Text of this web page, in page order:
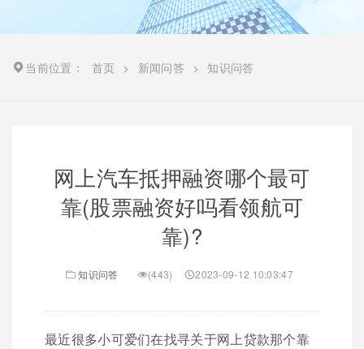
当前位置： 首页 > 新闻问答 > 知识问答
网上汽车抵押融资哪个最可
靠(股票融资好吗看领航可
靠)?
知识问答 (443) 2023-09-12 10:03:47
最近很多小可爱们在找寻关于网上贷款那个靠